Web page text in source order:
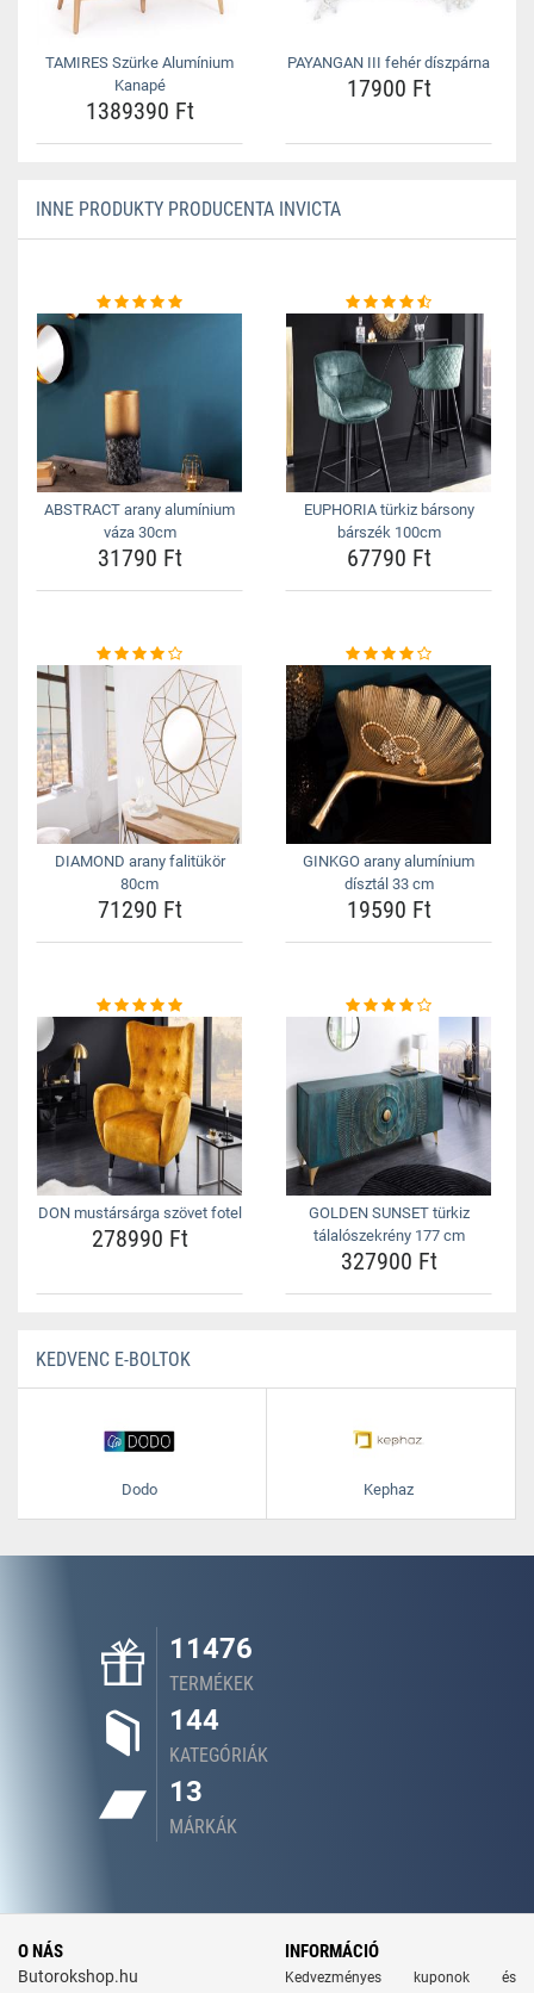
TAMIRES Szürke Alumínium
Kanapé
1389390 Ft
PAYANGAN III fehér díszpárna
17900 Ft
INNE PRODUKTY PRODUCENTA INVICTA
ABSTRACT arany alumínium
váza 30cm
31790 Ft
EUPHORIA türkiz bársony
bárszék 100cm
67790 Ft
DIAMOND arany falitükör
80cm
71290 Ft
GINKGO arany alumínium
dísztál 33 cm
19590 Ft
DON mustársárga szövet fotel
278990 Ft
GOLDEN SUNSET türkiz
tálalószekrény 177 cm
327900 Ft
KEDVENC E-BOLTOK
Dodo Kephaz
11476
TERMÉKEK
144
KATEGÓRIÁK
13
MÁRKÁK
O NÁS
Butorokshop.hu
INFORMÁCIÓ
Kedvezményes kuponok és